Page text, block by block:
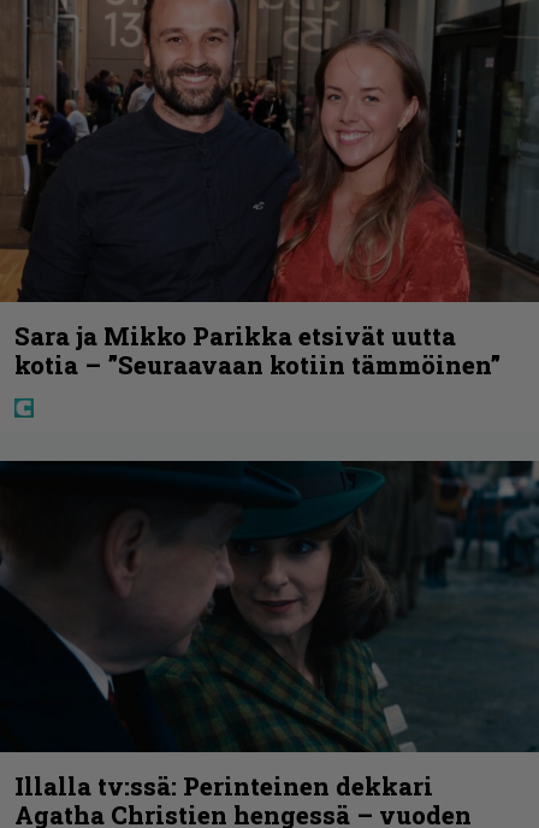
Sara ja Mikko Parikka etsivät uutta
kotia – ”Seuraavaan kotiin tämmöinen”
Illalla tv:ssä: Perinteinen dekkari
Agatha Christien hengessä – vuoden